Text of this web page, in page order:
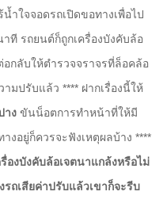
ำใจจอดรถเปิดขอทางเพื่อไป
ที รถยนต์ก็ถูกเครื่องบังคับล้อ
อกลับให้ตำรวจจราจรที่ล็อคล้อ
มปรับแล้ว **** ฝากเรื่องนี้ให้
าง ขันน็อตการทำหน้าที่ให้มี
งอยู่ก็ควรจะฟังเหตุผลบ้าง ****
องบังคับล้อเจตนาแกล้งหรือไม่
ถเสียค่าปรับแล้วเขาก็จะรีบ